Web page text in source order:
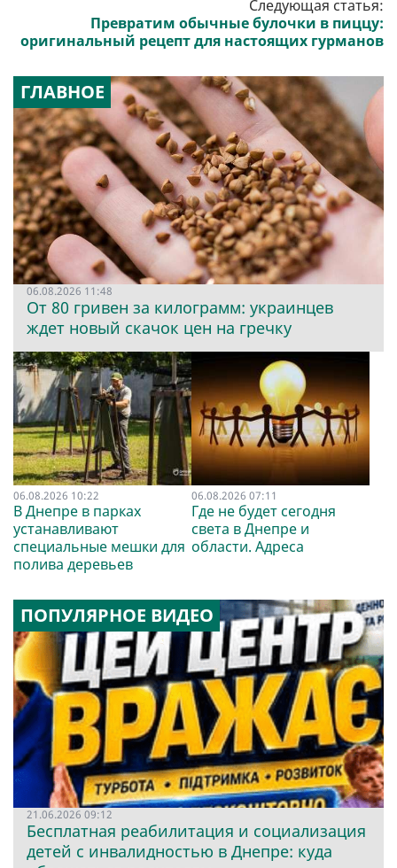
Следующая статья:
Превратим обычные булочки в пиццу:
оригинальный рецепт для настоящих гурманов
ГЛАВНОЕ
06.08.2026 11:48
От 80 гривен за килограмм: украинцев
ждет новый скачок цен на гречку
06.08.2026 10:22
В Днепре в парках
устанавливают
специальные мешки для
полива деревьев
06.08.2026 07:11
Где не будет сегодня
света в Днепре и
области. Адреса
ПОПУЛЯРНОЕ ВИДЕО
21.06.2026 09:12
Бесплатная реабилитация и социализация
детей с инвалидностью в Днепре: куда